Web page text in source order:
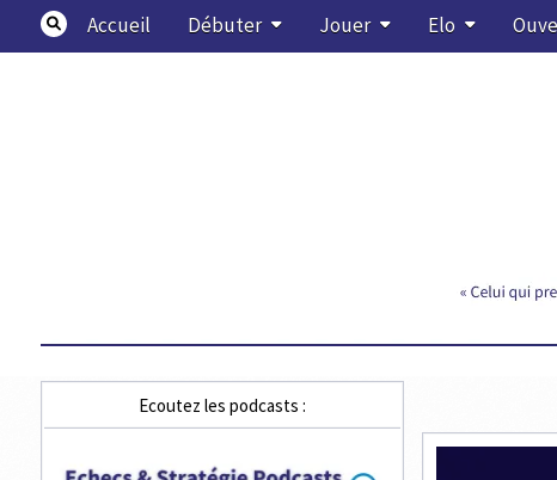
content
Accueil Débuter Jouer Elo
Ecoutez les podcasts :